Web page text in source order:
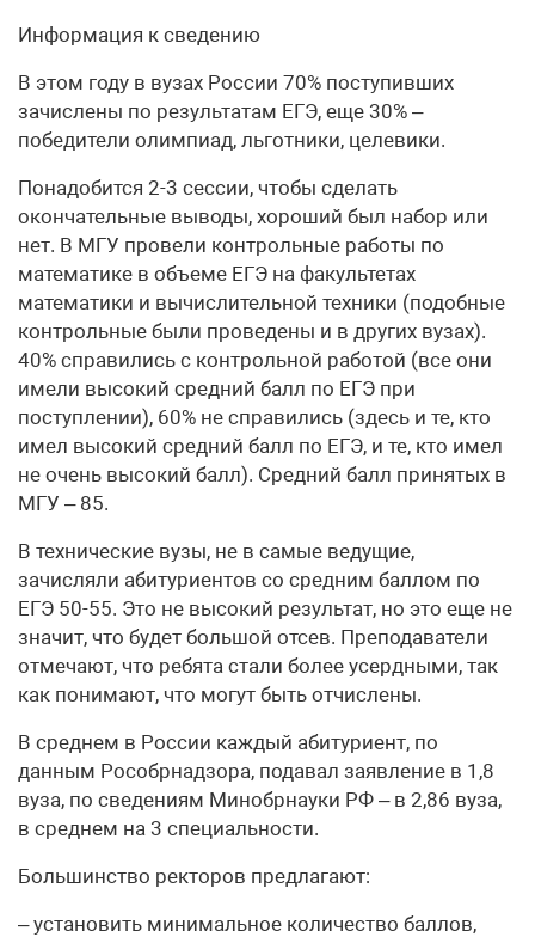
Информация к сведению
В этом году в вузах России 70% поступивших
зачислены по результатам ЕГЭ, еще 30% –
победители олимпиад, льготники, целевики.
Понадобится 2-3 сессии, чтобы сделать
окончательные выводы, хороший был набор или
нет. В МГУ провели контрольные работы по
математике в объеме ЕГЭ на факультетах
математики и вычислительной техники (подобные
контрольные были проведены и в других вузах).
40% справились с контрольной работой (все они
имели высокий средний балл по ЕГЭ при
поступлении), 60% не справились (здесь и те, кто
имел высокий средний балл по ЕГЭ, и те, кто имел
не очень высокий балл). Средний балл принятых в
МГУ – 85.
В технические вузы, не в самые ведущие,
зачисляли абитуриентов со средним баллом по
ЕГЭ 50-55. Это не высокий результат, но это еще не
значит, что будет большой отсев. Преподаватели
отмечают, что ребята стали более усердными, так
как понимают, что могут быть отчислены.
В среднем в России каждый абитуриент, по
данным Рособрнадзора, подавал заявление в 1,8
вуза, по сведениям Минобрнауки РФ – в 2,86 вуза,
в среднем на 3 специальности.
Большинство ректоров предлагают:
– установить минимальное количество баллов,